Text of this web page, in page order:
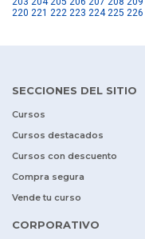
220 221 222 223 224 225 226
SECCIONES DEL SITIO
Cursos
Cursos destacados
Cursos con descuento
Compra segura
Vende tu curso
CORPORATIVO